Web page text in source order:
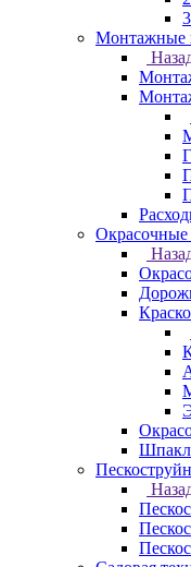
Монтажные
Окрасочные